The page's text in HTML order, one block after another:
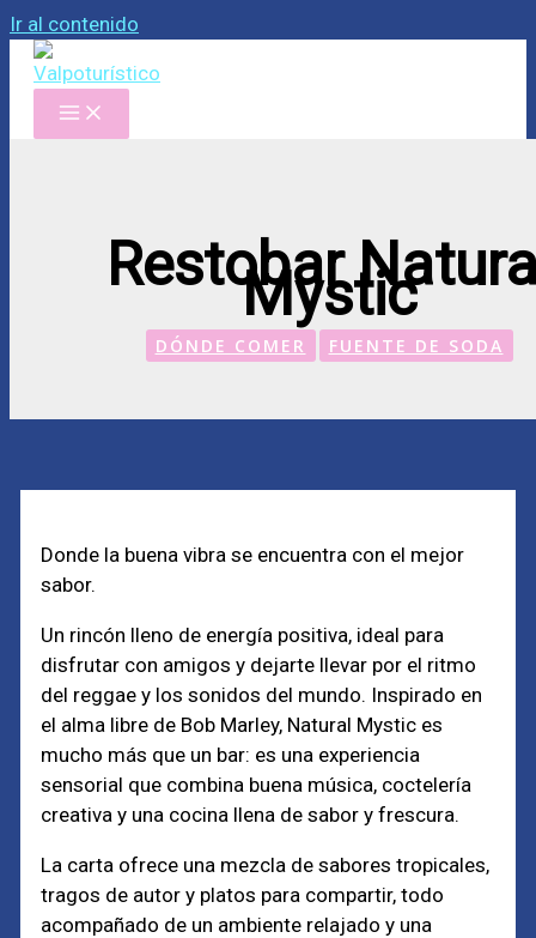
Ir al contenido
Restobar
Mystic
DÓNDE COMER FUENTE DE SODA
Donde la buena vibra se encuentra con el mejor
sabor.
Un rincón lleno de energía positiva, ideal para
disfrutar con amigos y dejarte llevar por el ritmo
del reggae y los sonidos del mundo. Inspirado en
el alma libre de Bob Marley, Natural Mystic es
mucho más que un bar: es una experiencia
sensorial que combina buena música, coctelería
creativa y una cocina llena de sabor y frescura.
La carta ofrece una mezcla de sabores tropicales,
tragos de autor y platos para compartir, todo
acompañado de un ambiente relajado y una